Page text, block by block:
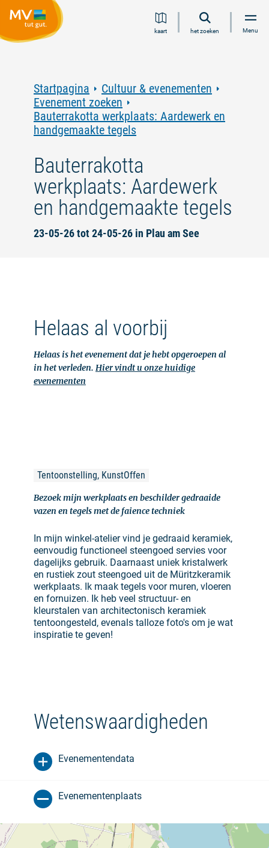
Ga
naar
Ga
naar
Ga
naar
Ga
naar
kaart het zoeken Menu
Startpagina
Cultuur & evenementen
Evenement zoeken
Bauterrakotta werkplaats: Aardewerk en
handgemaakte tegels
Bauterrakotta
werkplaats: Aardewerk
en handgemaakte tegels
23-05-26 tot 24-05-26 in Plau am See
Helaas al voorbij
Helaas is het evenement dat je hebt opgeroepen al
in het verleden. Hier vindt u onze huidige
evenementen
Tentoonstelling, KunstOffen
Bezoek mijn werkplaats en beschilder gedraaide
vazen en tegels met de faience techniek
In mijn winkel-atelier vind je gedraaid keramiek,
eenvoudig functioneel steengoed servies voor
dagelijks gebruik. Daarnaast uniek kristalwerk
en rustiek zout steengoed uit de Müritzkeramik
werkplaats. Ik maak tegels voor muren, vloeren
en fornuizen. Ik heb veel structuur- en
kleurstalen van architectonisch keramiek
tentoongesteld, evenals talloze foto's om je wat
inspiratie te geven!
Wetenswaardigheden
Evenementendata
Evenementenplaats